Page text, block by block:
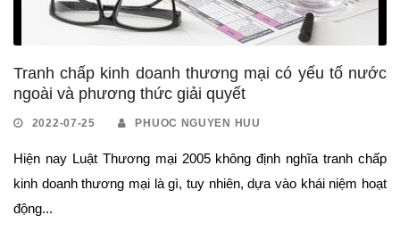
Tranh chấp kinh doanh thương mại có yếu tố nước
ngoài và phương thức giải quyết
2022-07-25 PHUOC NGUYEN HUU
Hiện nay Luật Thương mại 2005 không định nghĩa tranh chấp
kinh doanh thương mại là gì, tuy nhiên, dựa vào khái niệm hoạt
động...